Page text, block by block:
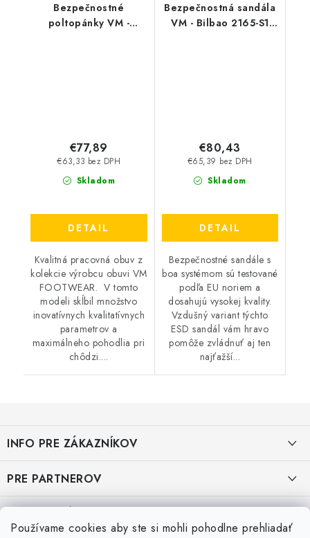
Používame cookies aby ste si mohli pohodlne prehliadať
Bezpečnostné
poltopánky VM -
Skladom
€63,33 bez DPH
€77,89
DETAIL
Kvalitná pracovná obuv z
kolekcie výrobcu obuvi VM
FOOTWEAR. V tomto
modeli skĺbil množstvo
inovatívnych kvalitatívnych
parametrov a
maximálneho pohodlia pri
chôdzi....
Bezpečnostná sandála
VM - Bilbao 2165-S1
Skladom
€65,39 bez DPH
€80,43
DETAIL
Bezpečnostné sandále s
boa systémom sú testované
podľa EU noriem a
dosahujú vysokej kvality.
Vzdušný variant týchto
ESD sandál vám hravo
pomôže zvládnuť aj ten
najťažší...
p
ä
i
INFO PRE ZÁKAZNÍKOV
OBCHODNÉ PODMIENKY
PRE PARTNEROV
KATALÓG OBUVI A OPP ČERVA